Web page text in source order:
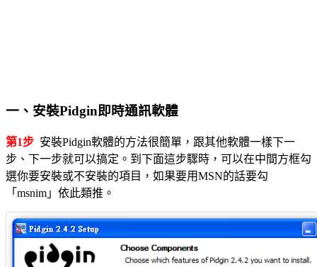
一、安裝Pidgin即時通訊軟體
第1步 安裝Pidgin軟體的方法很簡單，跟其他軟體一樣下一
步、下一步就可以搞定。到下面這步驟時，可以在中間方框勾
選你要安裝或不安裝的項目，如果要用MSN的話要勾
「msnim」依此類推。